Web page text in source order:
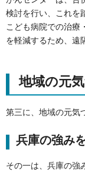
検討を行い、これを
こども病院での治療
を軽減するため、遠
地域の元
第三に、地域の元気
兵庫の強み
その一は、兵庫の強